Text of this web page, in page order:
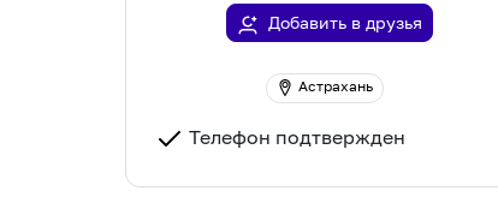
Добавить в друзья
Астрахань
Телефон подтвержден